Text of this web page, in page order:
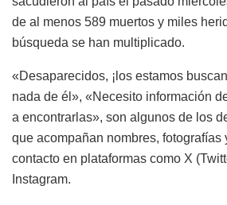
de al menos 589 muertos y miles
búsqueda se han multiplicado.
«Desaparecidos, ¡los estamos
nada de él», «Necesito información
a encontrarlas», son algunos de los
que acompañan nombres, fotografías
contacto en plataformas como X
Instagram.